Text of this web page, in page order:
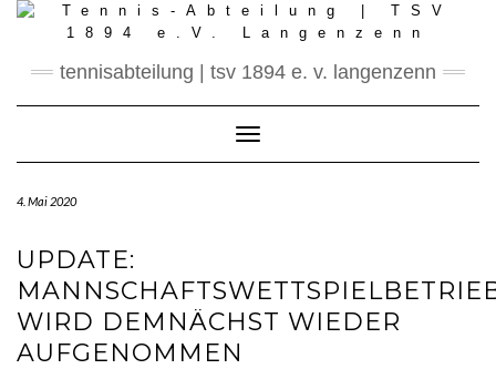
Skip
tennisabteilung | tsv 1894 e. v. langenzenn
Toggle Navigation
4. Mai 2020
UPDATE:
WIRD DEMNÄCHST WIEDER
AUFGENOMMEN